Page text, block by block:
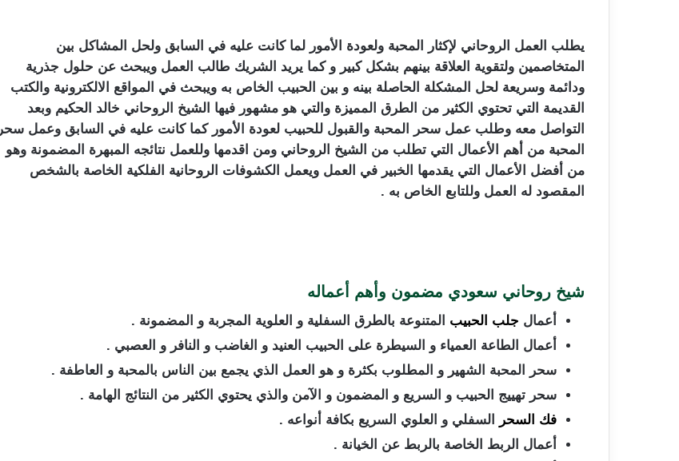
يطلب العمل الروحاني لإكثار المحبة ولعودة الأمور لما كانت عليه في السابق ولحل المشاكل بين
المتخاصمين ولتقوية العلاقة بينهم بشكل كبير و كما يريد الشريك طالب العمل ويبحث عن حلول جذرية
ودائمة وسريعة لحل المشكلة الحاصلة بينه و بين الحبيب الخاص به ويبحث في المواقع الالكترونية والكتب
القديمة التي تحتوي الكثير من الطرق المميزة والتي هو مشهور فيها الشيخ الروحاني خالد الحكيم وبعد
التواصل معه وطلب عمل سحر المحبة والقبول للحبيب لعودة الأمور كما كانت عليه في السابق وعمل سحر
المحبة من أهم الأعمال التي تطلب من الشيخ الروحاني ومن اقدمها وللعمل نتائجه المبهرة المضمونة وهو
من أفضل الأعمال التي يقدمها الخبير في العمل ويعمل الكشوفات الروحانية الفلكية الخاصة بالشخص
المقصود له العمل وللتابع الخاص به .
شيخ روحاني سعودي مضمون وأهم أعماله
أعمال جلب الحبيب المتنوعة بالطرق السفلية و العلوية المجربة و المضمونة .
أعمال الطاعة العمياء و السيطرة على الحبيب العنيد و الغاضب و النافر و العصبي .
سحر المحبة الشهير و المطلوب بكثرة و هو العمل الذي يجمع بين الناس بالمحبة و العاطفة .
سحر تهييج الحبيب و السريع و المضمون و الآمن والذي يحتوي الكثير من النتائج الهامة .
فك السحر
السفلي و العلوي السريع بكافة أنواعه .
أعمال الربط الخاصة بالربط عن الخيانة .